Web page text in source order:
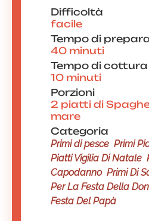
Difficoltà
facile
Tempo di
40 minuti
Tempo di cottura
10 minuti
Porzioni
2 piatti di
mare
Categoria
Primi di pesce Primi
Piatti Vigilia Di Natale
Capodanno Primi Di
Per La Festa Della
Festa Del Papà